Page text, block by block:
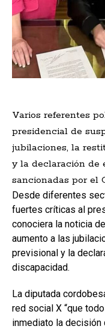
Varios referentes
presidencial de
jubilaciones, la
y la declaración de
sancionadas por el
Desde diferentes
fuertes críticas al
conociera la noticia
aumento a las
previsional y la
discapacidad.
La diputada
red social X “que
inmediato la